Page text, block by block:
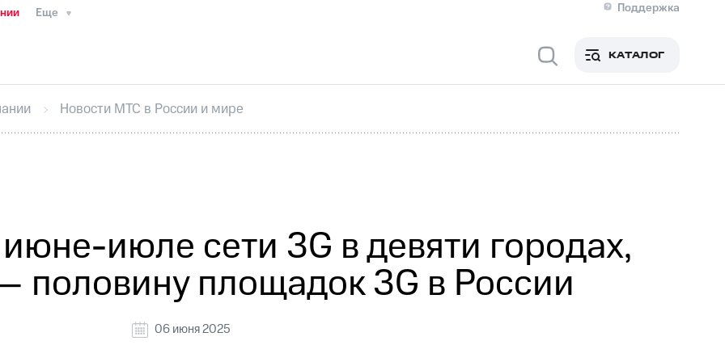
Еще
Поддержка
Медиа-центр
ИнтервьюФинансовая отчетностьКонтактыНовости в регионе
секретарьРаскрытие информации
кабинет акционераАкционерный капиталКонтроль и аудитРынок акций
КАТАЛОГ
Новости МТС в России и мире
июле сети 3G в девяти городах,
половину площадок 3G в России
06 июня 2025